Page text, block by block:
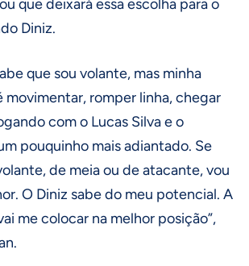
que deixará essa escolha para o
Diniz.
que sou volante, mas minha
romper linha, chegar
com o Lucas Silva e o
pouquinho mais adiantado. Se
de meia ou de atacante, vou
O Diniz sabe do meu potencial. A
me colocar na melhor posição”,